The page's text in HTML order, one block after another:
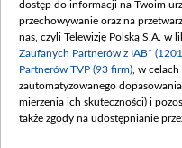
dostęp do informacji na Twoim
przechowywanie oraz na
nas, czyli Telewizję Polską S.A. w
Zaufanych Partnerów z IAB*
Partnerów TVP (93 firm) , w
zautomatyzowanego
mierzenia ich skuteczności) i
także zgody na udostępnianie